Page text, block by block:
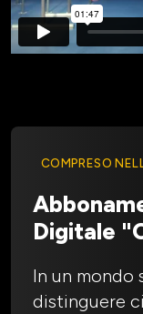
COMPRESO
Digitale
In un mondo
distinguere